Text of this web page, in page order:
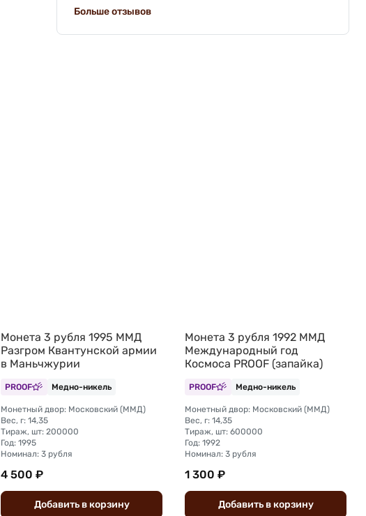
Больше отзывов
Монета 3 рубля 1995 ММД
Разгром Квантунской армии
в Маньчжурии
PROOF Медно-никель
Монетный двор: Московский (ММД)
Вес, г: 14,35
Тираж, шт: 200000
Год: 1995
Номинал: 3 рубля
4 500 ₽
Добавить вкорзину
Монета 3 рубля 1992 ММД
Международный год
Космоса PROOF (запайка)
PROOF Медно-никель
Монетный двор: Московский (ММД)
Вес, г: 14,35
Тираж, шт: 600000
Год: 1992
Номинал: 3 рубля
1 300 ₽
Добавить вкорзину